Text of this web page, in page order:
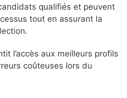
qualifiés et peuvent
tout en assurant la
l’accès aux meilleurs profils
coûteuses lors du